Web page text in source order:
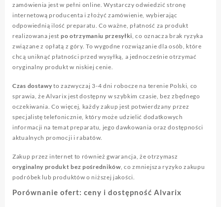
zamówienia jest w pełni online. Wystarczy odwiedzić stronę
internetową producenta i złożyć zamówienie, wybierając
odpowiednią ilość preparatu. Co ważne, płatność za produkt
realizowana jest po otrzymaniu przesyłki, co oznacza brak ryzyka
związane z opłatą z góry. To wygodne rozwiązanie dla osób, które
chcą uniknąć płatności przed wysyłką, a jednocześnie otrzymać
oryginalny produkt w niskiej cenie.
Czas dostawy to zazwyczaj 3-4 dni robocze na terenie Polski, co
sprawia, że Alvarix jest dostępny w szybkim czasie, bez zbędnego
oczekiwania. Co więcej, każdy zakup jest potwierdzany przez
specjalistę telefonicznie, który może udzielić dodatkowych
informacji na temat preparatu, jego dawkowania oraz dostępności
aktualnych promocji i rabatów.
Zakup przez internet to również gwarancja, że otrzymasz
oryginalny produkt bez pośredników, co zmniejsza ryzyko zakupu
podróbek lub produktów o niższej jakości.
Porównanie ofert: ceny i dostępność Alvarix